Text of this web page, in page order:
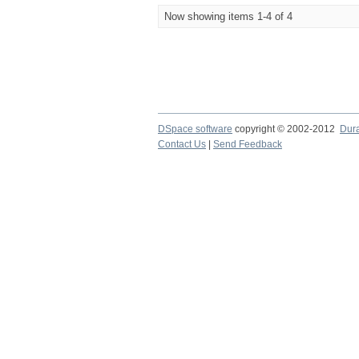
Now showing items 1-4 of 4
DSpace software copyright © 2002-2012
Contact Us
Send Feedback